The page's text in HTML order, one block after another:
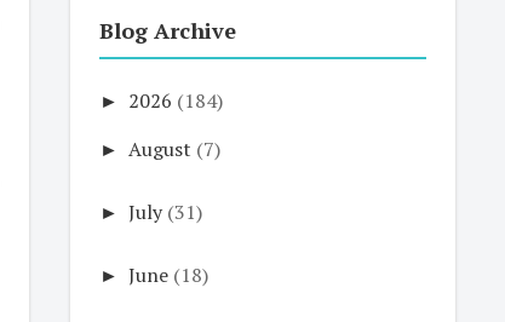
Blog Archive
► 2026 (184)
► August (7)
► July (31)
► June (18)